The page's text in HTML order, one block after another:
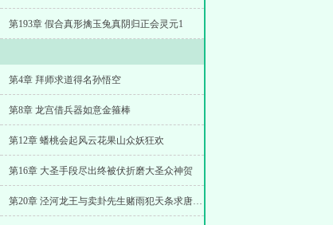
第193章 假合真形擒玉兔真阴归正会灵元1
第4章 拜师求道得名孙悟空
第8章 龙宫借兵器如意金箍棒
第12章 蟠桃会起风云花果山众妖狂欢
第16章 大圣手段尽出终被伏折磨大圣众神贺
第20章 泾河龙王与卖卦先生赌雨犯天条求唐王救命